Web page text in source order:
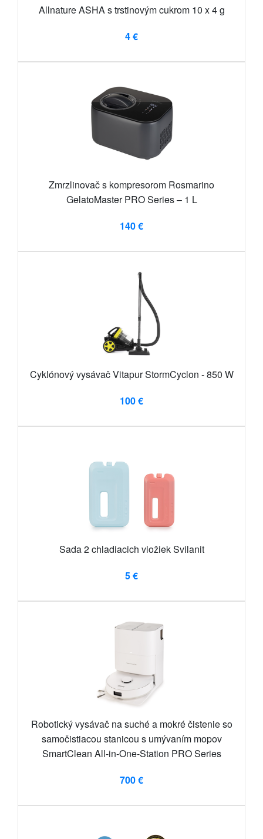
Allnature ASHA s trstinovým cukrom 10 x 4 g
4 €
Zmrzlinovač s kompresorom Rosmarino
GelatoMaster PRO Series – 1 L
140 €
Cyklónový vysávač Vitapur StormCyclon - 850 W
100 €
Sada 2 chladiacich vložiek Svilanit
5 €
Robotický vysávač na suché a mokré čistenie so
samočistiacou stanicou s umývaním mopov
SmartClean All-in-One-Station PRO Series
700 €